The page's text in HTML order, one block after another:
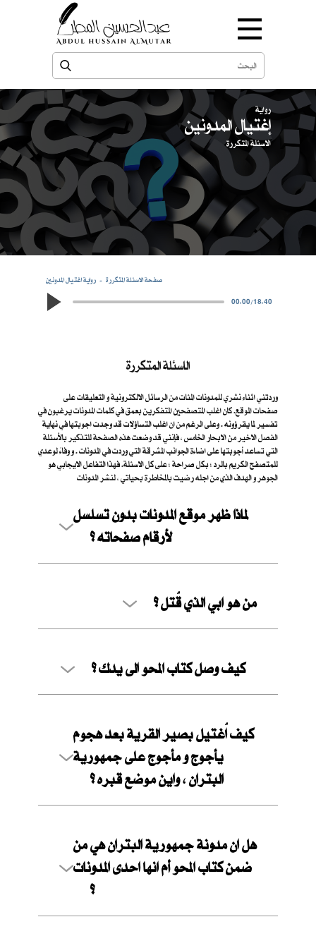
رواية
إغتيال المدونين
الاسئلة المتكررة
رواية اغتيال المدونين
صفحة الاسئلة المتكررة
00:00/18:40
الاسئلة المتكررة
وردتني اثناء نشري للمدونات المئات من الرسائل الالكترونية و التعليقات على
صفحات الموقع. كان اغلب المتصفحين المتفكرين بعمق في كلمات المدونات يرغبون في
تفسير لما يقرؤونه . وعلى الرغم من ان اغلب التساؤلات قد وجدت اجوبتها في نهاية
الفصل الاخير من الابحار الخامس ، فإنني قد وضعت هذه الصفحة للتذكير بالأسئلة
التي تساعد أجوبتها على اضاءة الجوانب المشرقة التي وردت في المدونات . و وفاءً لوعدي
للمتصفح الكريم بالرد ؛ بكل صراحة ؛ على كل الاسئلة. فهذا التفاعل الايجابي هو
الجوهر و الهدف الذي من اجله رضيت بالمخاطرة بحياتي ، لنشر المدونات
لماذا ظهر موقع المدونات بدون تسلسل
لأرقام صفحاته ؟
من هو ابي الذي قُتل ؟
كيف وصل كتاب المحو الى يدك ؟
كيف اُغتيل بصير القرية بعد هجوم
يأجوج و مأجوج على جمهورية
البتران ، واين موضع قبره ؟
هل ان مدونة جمهورية البتران هي من
ضمن كتاب المحو أم انها احدى المدونات
؟